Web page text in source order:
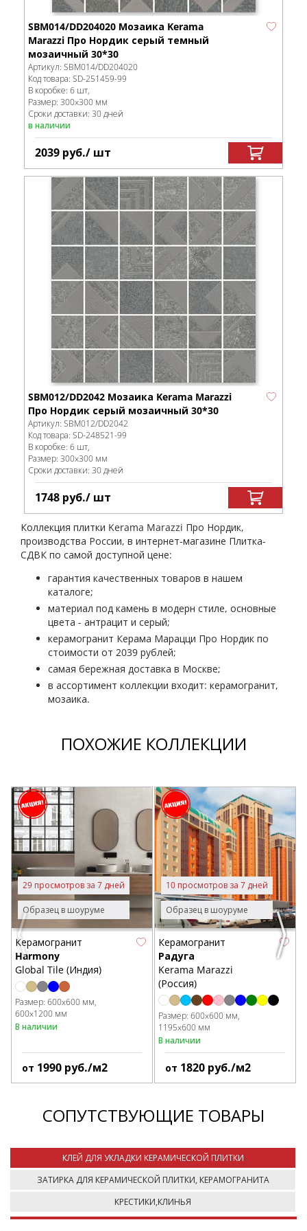
SBM014/DD204020 Мозаика Kerama
Marazzi Про Нордик серый темный
мозаичный 30*30
Артикул: SBM014/DD204020
Код товара: SD-251459-99
В коробке: 6 шт,
Размер: 300x300 мм
Сроки доставки: 30 дней
в наличии
2039 руб./ шт
SBM012/DD2042 Мозаика Kerama Marazzi
Про Нордик серый мозаичный 30*30
Артикул: SBM012/DD2042
Код товара: SD-248521-99
В коробке: 6 шт,
Размер: 300x300 мм
Сроки доставки: 30 дней
1748 руб./ шт
Коллекция плитки Kerama Marazzi Про Нордик,
производства России, в интернет-магазине Плитка-
СДВК по самой доступной цене:
гарантия качественных товаров в нашем
каталоге;
материал под камень в модерн стиле, основные
цвета - антрацит и серый;
керамогранит Керама Марацци Про Нордик по
стоимости от 2039 рублей;
самая бережная доставка в Москве;
в ассортимент коллекции входит: керамогранит,
мозаика.
ПОХОЖИЕ КОЛЛЕКЦИИ
Previous
Образец в шоуруме
29 просмотров за 7 дней
Керамогранит
Harmony
Global Tile (Индия)
Размер: 600x600 мм
600x1200 мм
В наличии
от 1990 руб./м2
Образец в шоуруме
10 просмотров за 7 дней
Керамогранит
Радуга
Kerama Marazzi
(Россия)
Размер: 600x600 мм
1195x600 мм
В наличии
от 1820 руб./м2
Next
СОПУТСТВУЮЩИЕ ТОВАРЫ
КЛЕЙ ДЛЯ УКЛАДКИ КЕРАМИЧЕСКОЙ ПЛИТКИ
ЗАТИРКА ДЛЯ КЕРАМИЧЕСКОЙ ПЛИТКИ, КЕРАМОГРАНИТА
КРЕСТИКИ,КЛИНЬЯ